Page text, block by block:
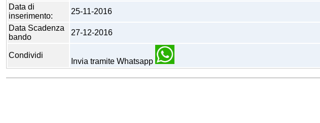
Data di
inserimento:
25-11-2016
Data Scadenza
bando
27-12-2016
Condividi
Invia tramite Whatsapp